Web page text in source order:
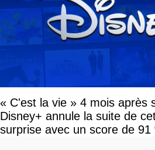
« C'est la vie » 4 mois après
Disney+ annule la suite de
surprise avec un score de 91